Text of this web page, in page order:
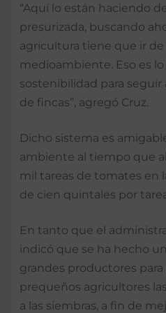
“Aquí lo están haciendo
presurizada, buscando
agricultura tiene que ir de
medioambiente. Eso es
sostenibilidad para
de fincas”, agregó Cruz.
Dicho sistema es
ambiente al tiempo que
mil tareas de tomates en
de cien quintales por
En tanto que el
indicó que se ha hecho
grandes productores
prequeños agricultores
a las siembras, a fin de